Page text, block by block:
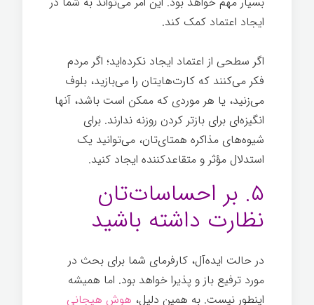
ایجاد اعتماد کمک کند.
اگر سطحی از اعتماد ایجاد نکرده‌اید؛ اگر مردم
فکر می‌کنند که کارت‌هایتان را می‌بازید، بلوف
می‌زنید، یا هر موردی که ممکن است باشد، آنها
انگیزه‌ای برای بازتر کردن روزنه ندارند. برای
شیوه‌های مذاکره همتای‌تان، می‌توانید یک
استدلال مؤثر و متقاعدکننده ایجاد کنيد.
۵. بر احساسات‌تان
نظارت داشته باشید
در حالت ایده‌آل، کارفرمای شما برای بحث در
مورد ترفیع باز و پذیرا خواهد بود. اما همیشه
اینطور نیست. به همین دلیل، هوش هیجانی